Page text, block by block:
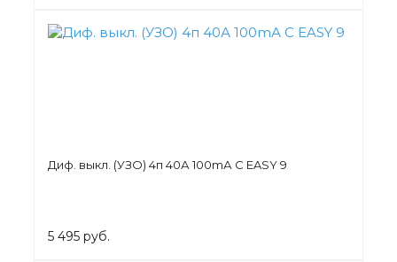
Диф. выкл. (УЗО) 4п 40А 100mА C EASY 9
5 495 руб.